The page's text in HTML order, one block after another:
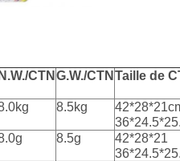
N.W./CTN G.W./CTN Taille de
8.5kg
8.5g
42*28*21